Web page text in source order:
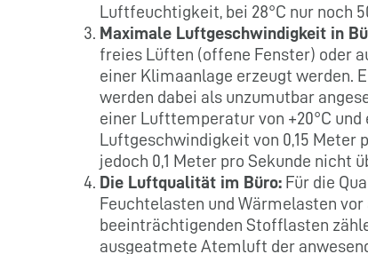
Luftfeuchtigkeit, bei 28°C nur noch
Maximale Luftgeschwindigkeit in
freies Lüften (offene Fenster) oder
einer Klimaanlage erzeugt werden.
werden dabei als unzumutbar
einer Lufttemperatur von +20°C
Luftgeschwindigkeit von 0,15 Meter
jedoch 0,1 Meter pro Sekunde nicht
Die Luftqualität im Büro: Für die
Feuchtelasten und Wärmelasten
beeinträchtigenden Stofflasten
ausgeatmete Atemluft der